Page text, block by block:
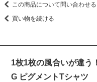
この商品について問い合わせる
買い物を続ける
1枚1枚の風合いが違
G ピグメントTシャツ